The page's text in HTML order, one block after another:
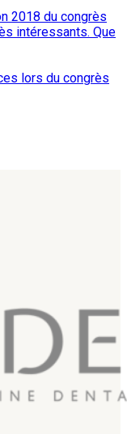
2018 du congrès
intéressants. Que
lors du congrès